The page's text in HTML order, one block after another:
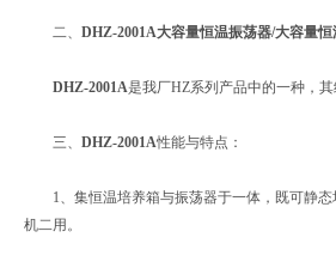
二、 DHZ-2001A大容量恒温振荡器/大容量恒
DHZ-2001A是我厂HZ系列产品中的一种，其
三、 DHZ-2001A性能与特点：
1、集恒温培养箱与振荡器于一体，既可静态
机二用。